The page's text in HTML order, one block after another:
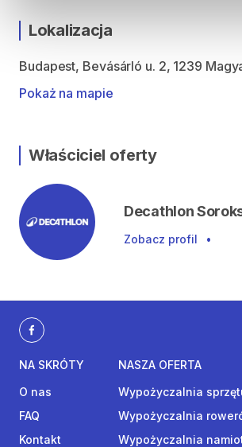
Lokalizacja
Budapest, Bevásárló u. 2, 1239
Pokaż na mapie
Właściciel oferty
Decathlon
Zobacz profil •
NA SKRÓTY
O nas
FAQ
Kontakt
NASZA OFERTA
Wypożyczalnia
Wypożyczalnia
Wypożyczalnia